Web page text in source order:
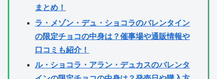
まとめ！
ラ・メゾン・デュ・ショコラのバレンタイン
の限定チョコの中身は？催事場や通販情報や
口コミも紹介！
ル・ショコラ・アラン・デュカスのバレンタ